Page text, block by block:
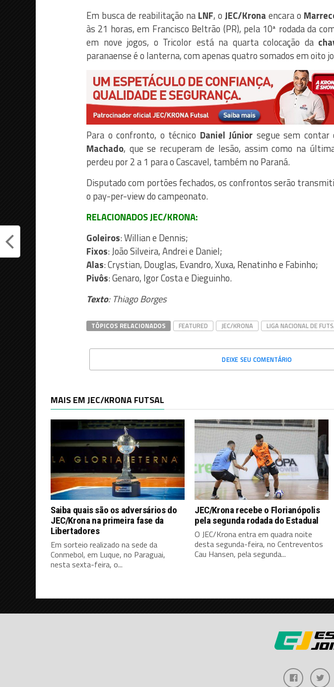
Em busca de reabilitação na LNF, o JEC/Krona encara o
às 21 horas, em Francisco Beltrão (PR), pela 10ª rodada da
em nove jogos, o Tricolor está na quarta colocação da
paranaense é o lanterna, com apenas quatro somados em oito
Para o confronto, o técnico Daniel Júnior segue sem contar
Machado, que se recuperam de lesão, assim como na
perdeu por 2 a 1 para o Cascavel, também no Paraná.
Disputado com portões fechados, os confrontos serão
o pay-per-view do campeonato.
RELACIONADOS JEC/KRONA:
Goleiros: Willian e Dennis;
Fixos: João Silveira, Andrei e Daniel;
Alas: Crystian, Douglas, Evandro, Xuxa, Renatinho e Fabinho;
Pivôs: Genaro, Igor Costa e Dieguinho.
Texto: Thiago Borges
TÓPICOS RELACIONADOS FEATURED JEC/KRONA LIGA NACIONAL DE
DEIXE SEU COMENTÁRIO
MAIS EM JEC/KRONA FUTSAL
Saiba quais são os adversários do
JEC/Krona na primeira fase da
Libertadores
Em sorteio realizado na sede da
Conmebol, em Luque, no Paraguai,
nesta sexta-feira, o...
JEC/Krona recebe o Florianópolis
pela segunda rodada do Estadual
O JEC/Krona entra em quadra noite
desta segunda-feira, no Centreventos
Cau Hansen, pela segunda...